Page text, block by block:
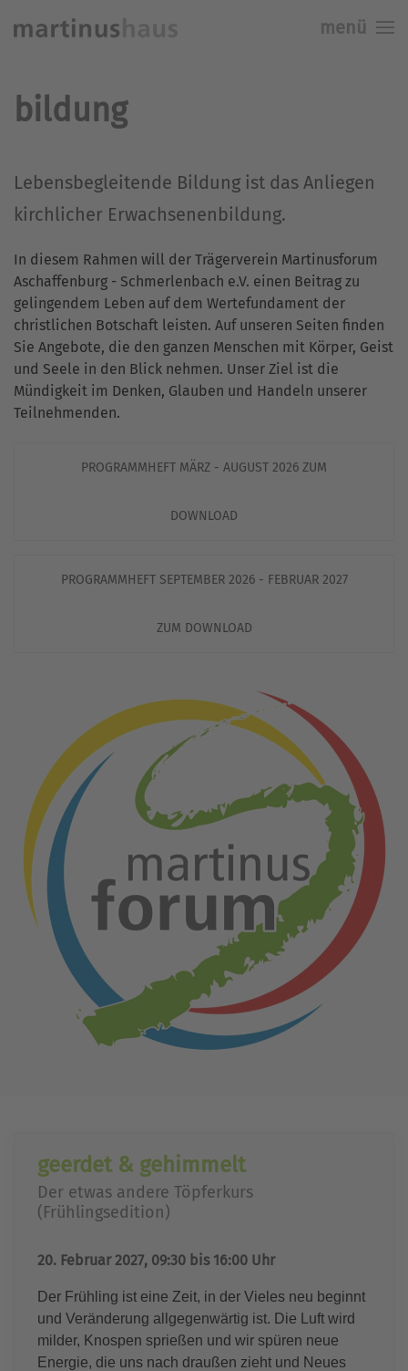
menü
bildung
Lebensbegleitende Bildung ist das Anliegen
kirchlicher Erwachsenenbildung.
In diesem Rahmen will der Trägerverein Martinusforum
Aschaffenburg - Schmerlenbach e.V. einen Beitrag zu
gelingendem Leben auf dem Wertefundament der
christlichen Botschaft leisten. Auf unseren Seiten finden
Sie Angebote, die den ganzen Menschen mit Körper, Geist
und Seele in den Blick nehmen. Unser Ziel ist die
Mündigkeit im Denken, Glauben und Handeln unserer
Teilnehmenden.
PROGRAMMHEFT MÄRZ - AUGUST 2026 ZUM
DOWNLOAD
PROGRAMMHEFT SEPTEMBER 2026 - FEBRUAR 2027
ZUM DOWNLOAD
geerdet & gehimmelt
Der etwas andere Töpferkurs
(Frühlingsedition)
20. Februar 2027, 09:30 bis 16:00 Uhr
Der Frühling ist eine Zeit, in der Vieles neu beginnt
und Veränderung allgegenwärtig ist. Die Luft wird
milder, Knospen sprießen und wir spüren neue
Energie, die uns nach draußen zieht und Neues